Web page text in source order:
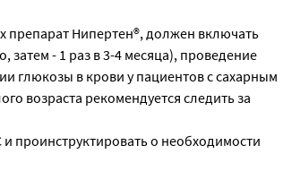
Нипертен®, должен включать
- 1 раз в 3-4 месяца), проведение
глюкозы в крови у пациентов с сахарным
возраста рекомендуется следить за
проинструктировать о необходимости